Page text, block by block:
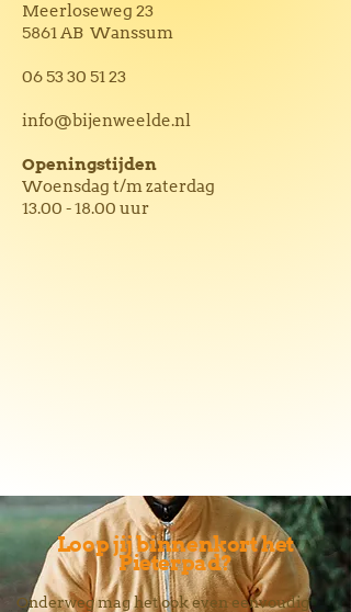
Meerloseweg 23
5861 AB Wanssum
06 53 30 51 23
info@bijenweelde.nl
Openingstijden
Woensdag t/m zaterdag
13.00 - 18.00 uur
Loop jij binnenkort het
Pieterpad?
Onderweg mag het ook even eenvoudig